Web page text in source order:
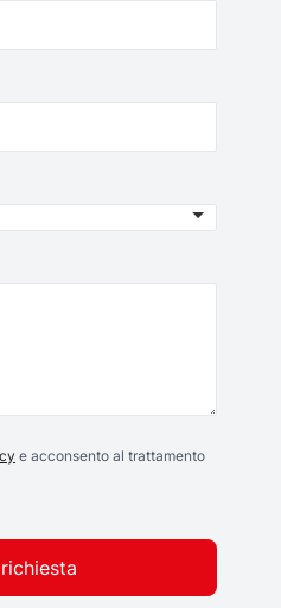
e acconsento al trattamento